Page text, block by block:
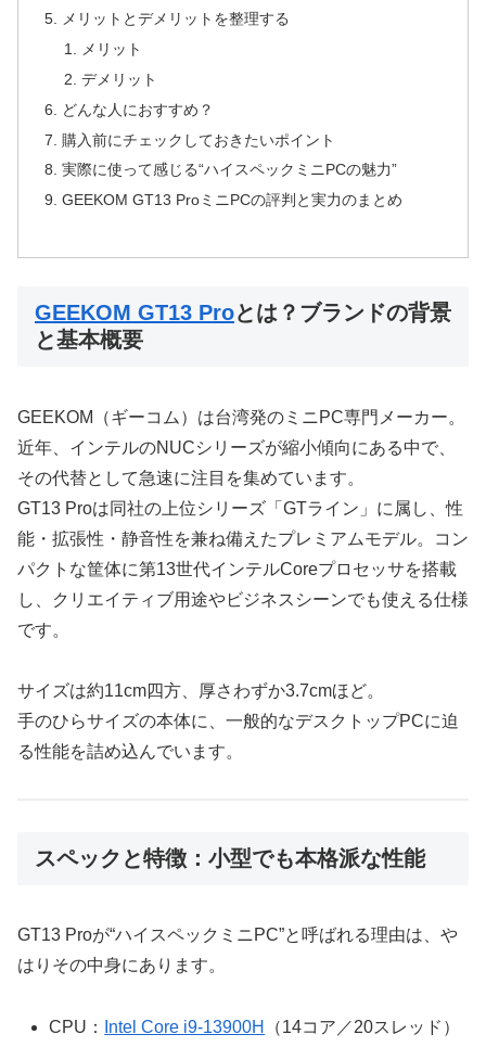
メリットとデメリットを整理する
メリット
デメリット
どんな人におすすめ？
購入前にチェックしておきたいポイント
実際に使って感じる“ハイスペックミニPCの魅力”
GEEKOM GT13 ProミニPCの評判と実力のまとめ
GEEKOM GT13 Proとは？ブランドの背景
と基本概要
GEEKOM（ギーコム）は台湾発のミニPC専門メーカー。
近年、インテルのNUCシリーズが縮小傾向にある中で、
その代替として急速に注目を集めています。
GT13 Proは同社の上位シリーズ「GTライン」に属し、性
能・拡張性・静音性を兼ね備えたプレミアムモデル。コン
パクトな筐体に第13世代インテルCoreプロセッサを搭載
し、クリエイティブ用途やビジネスシーンでも使える仕様
です。
サイズは約11cm四方、厚さわずか3.7cmほど。
手のひらサイズの本体に、一般的なデスクトップPCに迫
る性能を詰め込んでいます。
スペックと特徴：小型でも本格派な性能
GT13 Proが“ハイスペックミニPC”と呼ばれる理由は、や
はりその中身にあります。
CPU： Intel Core i9-13900H
（14コア／20スレッド）